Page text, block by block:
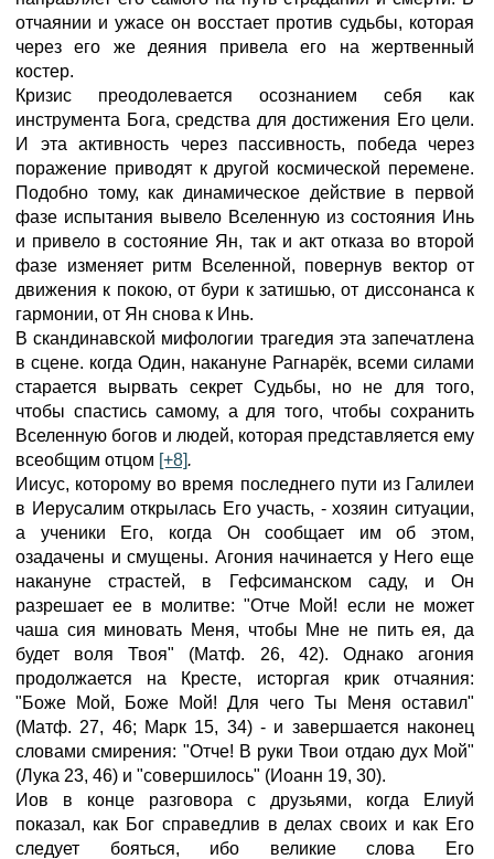
отчаянии и ужасе он восстает против судьбы, которая
через его же деяния привела его на жертвенный
костер.
Кризис преодолевается осознанием себя как
инструмента Бога, средства для достижения Его цели.
И эта активность через пассивность, победа через
поражение приводят к другой космической перемене.
Подобно тому, как динамическое действие в первой
фазе испытания вывело Вселенную из состояния Инь
и привело в состояние Ян, так и акт отказа во второй
фазе изменяет ритм Вселенной, повернув вектор от
движения к покою, от бури к затишью, от диссонанса к
гармонии, от Ян снова к Инь.
В скандинавской мифологии трагедия эта запечатлена
в сцене. когда Один, накануне Рагнарёк, всеми силами
старается вырвать секрет Судьбы, но не для того,
чтобы спастись самому, а для того, чтобы сохранить
Вселенную богов и людей, которая представляется ему
всеобщим отцом [+8].
Иисус, которому во время последнего пути из Галилеи
в Иерусалим открылась Его участь, - хозяин ситуации,
а ученики Его, когда Он сообщает им об этом,
озадачены и смущены. Агония начинается у Него еще
накануне страстей, в Гефсиманском саду, и Он
разрешает ее в молитве: "Отче Мой! если не может
чаша сия миновать Меня, чтобы Мне не пить ея, да
будет воля Твоя" (Матф. 26, 42). Однако агония
продолжается на Кресте, исторгая крик отчаяния:
"Боже Мой, Боже Мой! Для чего Ты Меня оставил"
(Матф. 27, 46; Марк 15, 34) - и завершается наконец
словами смирения: "Отче! В руки Твои отдаю дух Мой"
(Лука 23, 46) и "совершилось" (Иоанн 19, 30).
Иов в конце разговора с друзьями, когда Елиуй
показал, как Бог справедлив в делах своих и как Его
следует бояться, ибо великие слова Его